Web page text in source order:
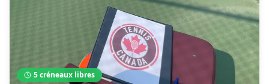
5créneaux libres